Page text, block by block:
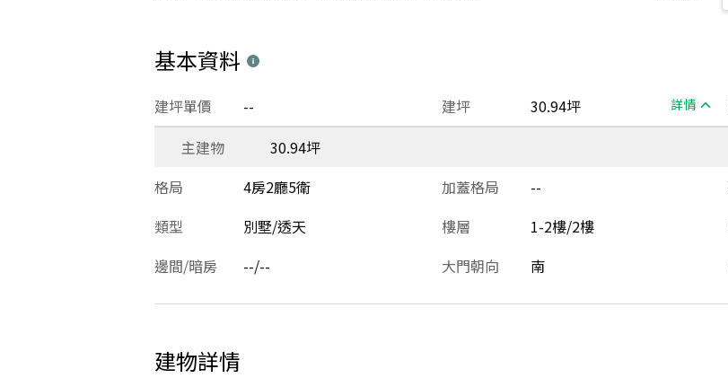
基本資料
建坪 30.94坪 詳情
建坪單價 --
主建物
30.94坪
格局
4房2廳5衛 加蓋格局 --
類型
別墅/透天 樓層 1-2樓/2樓
邊間/暗房 --/-- 大門朝向 南
建物詳情